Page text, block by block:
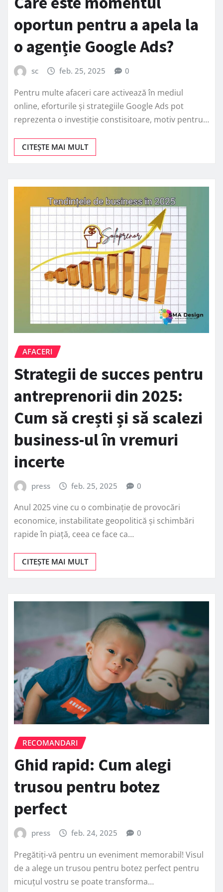
oportun pentru a apela la
o agenție Google Ads?
sc feb. 25, 2025 0
Pentru multe afaceri care activează în mediul
online, eforturile și strategiile Google Ads pot
reprezenta o investiție constisitoare, motiv pentru…
CITEȘTE MAI MULT
AFACERI
Strategii de succes pentru
antreprenorii din 2025:
Cum să crești și să scalezi
business-ul în vremuri
incerte
press feb. 25, 2025 0
Anul 2025 vine cu o combinație de provocări
economice, instabilitate geopolitică și schimbări
rapide în piață, ceea ce face ca…
CITEȘTE MAI MULT
RECOMANDARI
Ghid rapid: Cum alegi
trusou pentru botez
perfect
press feb. 24, 2025 0
Pregătiți-vă pentru un eveniment memorabil! Visul
de a alege un trusou pentru botez perfect pentru
micuțul vostru se poate transforma…